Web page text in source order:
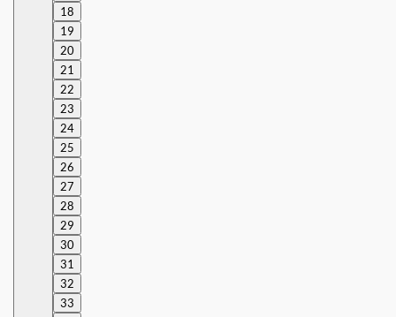
18
19
20
21
22
23
24
25
26
27
28
29
30
31
32
33